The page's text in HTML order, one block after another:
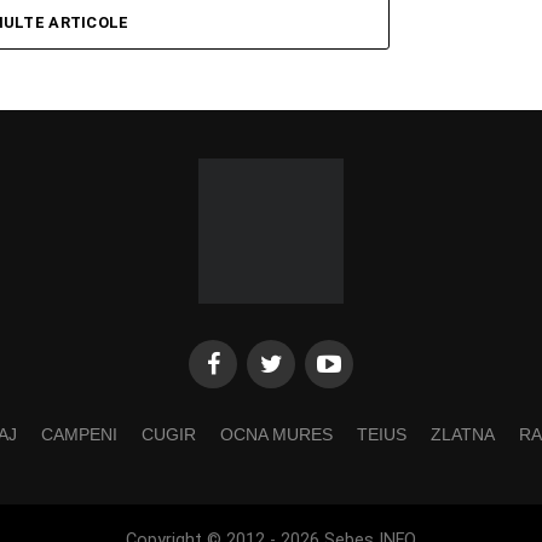
ARTICOLE
CAMPENI CUGIR OCNA MURES TEIUS ZLATNA